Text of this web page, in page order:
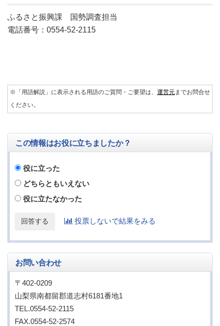
ふるさと振興課 国勢調査担当
電話番号：0554-52-2115
※「用語解説」に表示される用語のご質問・ご要望は、 運営元までお問合せ
ください。
この情報はお役に立ちましたか？
役に立った
どちらともいえない
役に立たなかった
投票しないで結果をみる
お問い合わせ
〒402-0209
山梨県南都留郡道志村6181番地1
TEL.0554-52-2115
FAX.0554-52-2574